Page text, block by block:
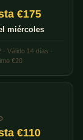
€175
miércoles
Válido 14 días ·
€20
€110